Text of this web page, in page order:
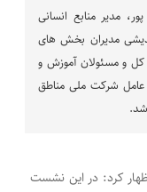
مدیر منابع انسانی
مدیران بخش های
و مسئولان آموزش و
عامل شرکت ملی مناطق
شد.
کرد: در این نشست